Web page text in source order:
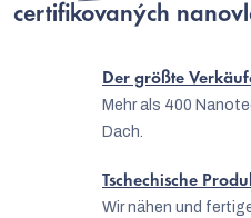
certifikovaných
Der größte
Mehr als 400
Dach.
Tschechische
Wir nähen und